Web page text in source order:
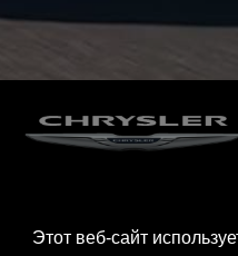
Этот веб-сайт